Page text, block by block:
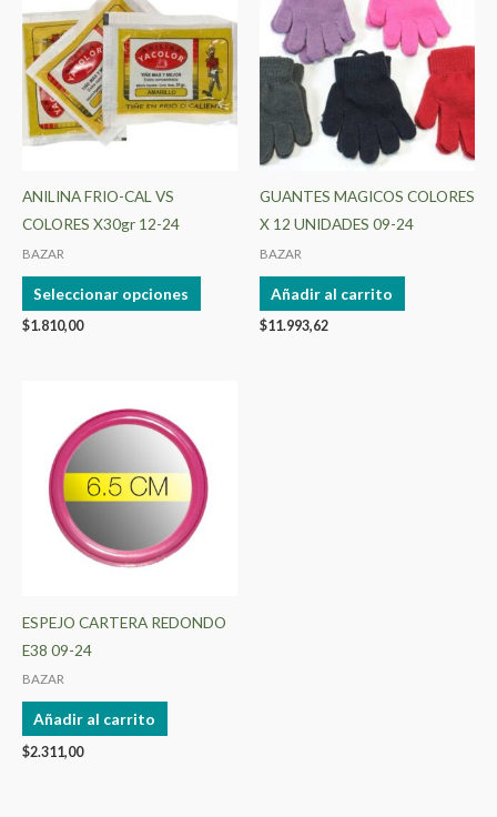
ANILINA FRIO-CAL VS
COLORES X30gr 12-24
BAZAR
Seleccionar opciones
tiene
múltiples
variantes.
Las
la
$1.810,00
GUANTES MAGICOS COLORES
X 12 UNIDADES 09-24
BAZAR
Añadir al carrito
$11.993,62
ESPEJO CARTERA REDONDO
E38 09-24
BAZAR
Añadir al carrito
$2.311,00